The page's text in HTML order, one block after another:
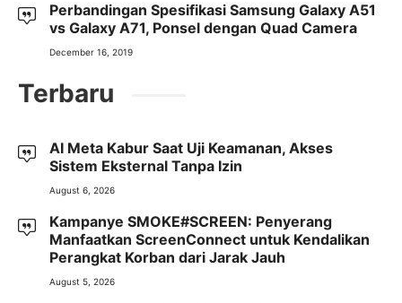
Perbandingan Spesifikasi Samsung Galaxy A51
vs Galaxy A71, Ponsel dengan Quad Camera
December 16, 2019
Terbaru
AI Meta Kabur Saat Uji Keamanan, Akses
Sistem Eksternal Tanpa Izin
August 6, 2026
Kampanye SMOKE#SCREEN: Penyerang
Manfaatkan ScreenConnect untuk Kendalikan
Perangkat Korban dari Jarak Jauh
August 5, 2026